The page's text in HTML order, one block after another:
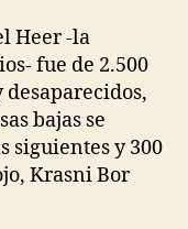
Heer -la
fue de 2.500
bajas se
siguientes y 300
Krasni Bor